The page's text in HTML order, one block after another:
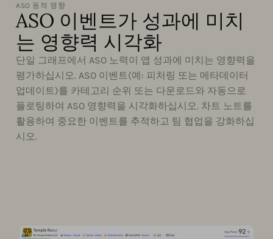
ASO 동적 영향
ASO 이벤트가 성과에 미치
는 영향력 시각화
단일 그래프에서 ASO 노력이 앱 성과에 미치는 영향력을
평가하십시오. ASO 이벤트(예: 피처링 또는 메타데이터
업데이트)를 카테고리 순위 또는 다운로드와 자동으로
플로팅하여 ASO 영향력을 시각화하십시오. 차트 노트를
활용하여 중요한 이벤트를 추적하고 팀 협업을 강화하십
시오.